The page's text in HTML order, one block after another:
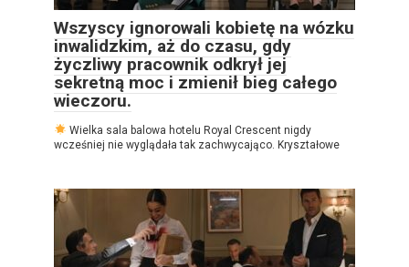
Wszyscy ignorowali kobietę na wózku
inwalidzkim, aż do czasu, gdy
życzliwy pracownik odkrył jej
sekretną moc i zmienił bieg całego
wieczoru.
Wielka sala balowa hotelu Royal Crescent nigdy
wcześniej nie wyglądała tak zachwycająco. Kryształowe